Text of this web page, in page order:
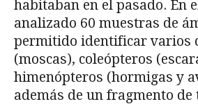
habitaban en el pasado. En
analizado 60 muestras de
permitido identificar varios
(moscas), coleópteros
himenópteros (hormigas y
además de un fragmento de